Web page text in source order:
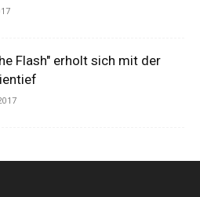
Flash" erholt sich mit der